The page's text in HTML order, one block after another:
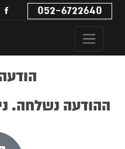
052-6722640
ההודעה נשלחה.